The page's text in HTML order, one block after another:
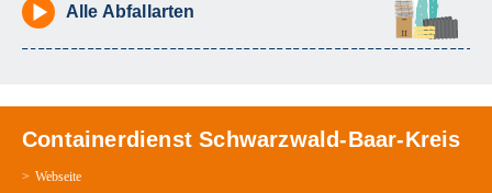
Alle Abfallarten
Containerdienst Schwarzwald-Baar-Kreis
Webseite